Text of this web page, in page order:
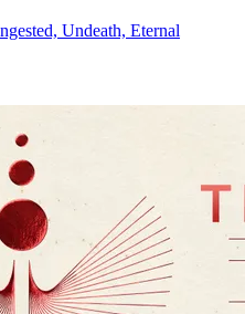
Undeath, Eternal